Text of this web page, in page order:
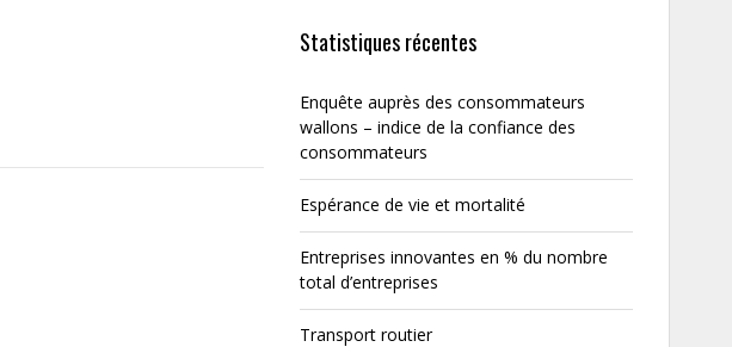
Statistiques récentes
Enquête auprès des consommateurs
wallons – indice de la confiance des
consommateurs
Espérance de vie et mortalité
Entreprises innovantes en % du nombre
total d’entreprises
Transport routier